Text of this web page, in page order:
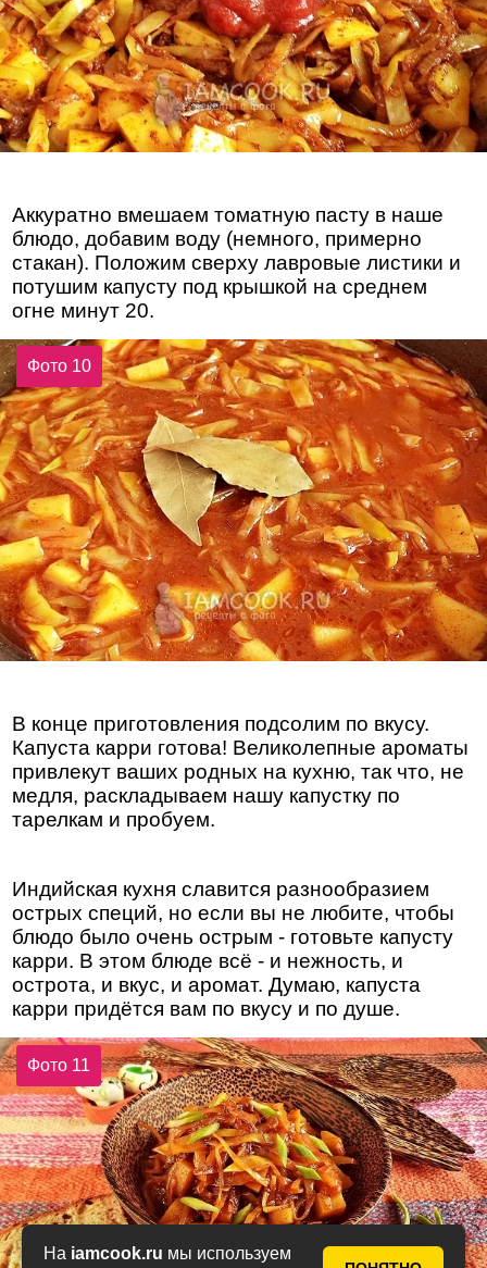
На iamcook.ru мы используем
Аккуратно вмешаем томатную пасту в наше
блюдо, добавим воду (немного, примерно
стакан). Положим сверху лавровые листики и
потушим капусту под крышкой на среднем
огне минут 20.
Фото 10
В конце приготовления подсолим по вкусу.
Капуста карри готова! Великолепные ароматы
привлекут ваших родных на кухню, так что, не
медля, раскладываем нашу капустку по
тарелкам и пробуем.
Индийская кухня славится разнообразием
острых специй, но если вы не любите, чтобы
блюдо было очень острым - готовьте капусту
карри. В этом блюде всё - и нежность, и
острота, и вкус, и аромат. Думаю, капуста
карри придётся вам по вкусу и по душе.
Фото 11